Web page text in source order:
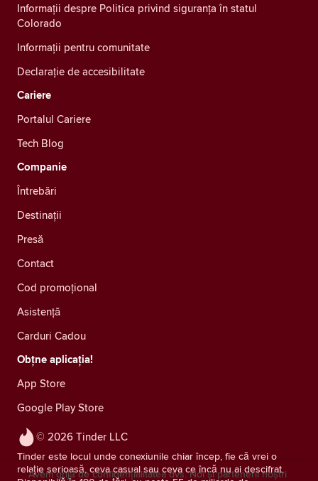
© 2026 Tinder LLC
Tinder este locul unde conexiunile chiar încep, fie că vrei o
relație serioasă, ceva casual sau ceva ce încă nu ai descifrat.
Informații despre Politica privind siguranța în statul
Colorado
Informații pentru comunitate
Declarație de accesibilitate
Cariere
Portalul Cariere
Tech Blog
Companie
Întrebări
Destinații
Presă
Contact
Cod promoțional
Asistență
Carduri Cadou
Obțne aplicația!
App Store
Google Play Store
Avem grijă de confidențialitatea dvs. Noi și partenerii noștri